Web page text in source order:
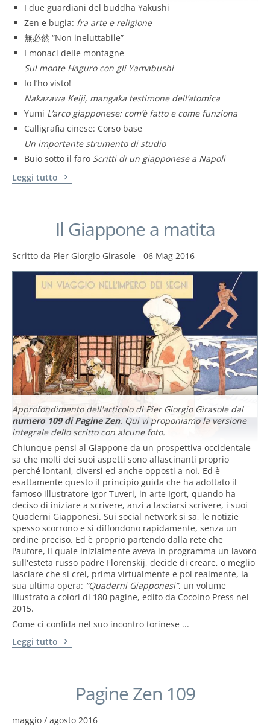
I due guardiani del buddha Yakushi
Zen e bugia: fra arte e religione
無必然 “Non ineluttabile”
I monaci delle montagne
Sul monte Haguro con gli Yamabushi
Io l’ho visto!
Nakazawa Keiji, mangaka testimone dell’atomica
Yumi L’arco giapponese: com’è fatto e come funziona
Calligrafia cinese: Corso base
Un importante strumento di studio
Buio sotto il faro Scritti di un giapponese a Napoli
Leggi tutto
Il Giappone a matita
Scritto da Pier Giorgio Girasole - 06 Mag 2016
Approfondimento dell'articolo di Pier Giorgio Girasole dal
numero 109 di Pagine Zen. Qui vi proponiamo la versione
integrale dello scritto con alcune foto.
Chiunque pensi al Giappone da un prospettiva occidentale
sa che molti dei suoi aspetti sono affascinanti proprio
perché lontani, diversi ed anche opposti a noi. Ed è
esattamente questo il principio guida che ha adottato il
famoso illustratore Igor Tuveri, in arte Igort, quando ha
deciso di iniziare a scrivere, anzi a lasciarsi scrivere, i suoi
Quaderni Giapponesi. Sui social network si sa, le notizie
spesso scorrono e si diffondono rapidamente, senza un
ordine preciso. Ed è proprio partendo dalla rete che
l'autore, il quale inizialmente aveva in programma un lavoro
sull'esteta russo padre Florenskij, decide di creare, o meglio
lasciare che si crei, prima virtualmente e poi realmente, la
sua ultima opera: “Quaderni Giapponesi”, un volume
illustrato a colori di 180 pagine, edito da Cocoino Press nel
2015.
Come ci confida nel suo incontro torinese ...
Leggi tutto
Pagine Zen 109
maggio / agosto 2016